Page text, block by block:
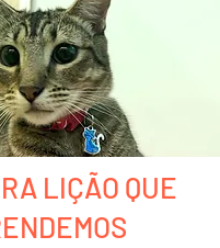
LIÇÃO QUE